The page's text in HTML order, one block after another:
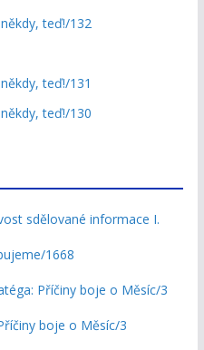
teď!/132
teď!/131
teď!/130
sdělované informace I.
1668
Příčiny boje o Měsíc/3
boje o Měsíc/3